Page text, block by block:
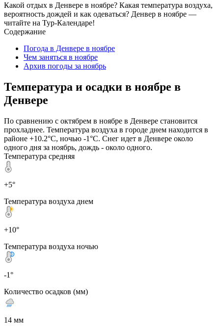
Какой отдых в Денвере в ноябре? Какая температура воздуха,
вероятность дождей и как одеваться? Денвер в ноябре —
читайте на Тур-Календаре!
Содержание
Погода в Денвере в ноябре
Чем заняться в ноябре
Архив погоды за ноябрь
Температура и осадки в ноябре в
Денвере
По сравнению с октябрем в ноябре в Денвере становится
прохладнее. Температура воздуха в городе днем находится в
районе +10.2°C, ночью -1°C. Снег идет в Денвере около
одного дня за ноябрь, дождь - около одного.
Температура средняя
+5°
Температура воздуха днем
+10°
Температура воздуха ночью
-1°
Количество осадков (мм)
14 мм